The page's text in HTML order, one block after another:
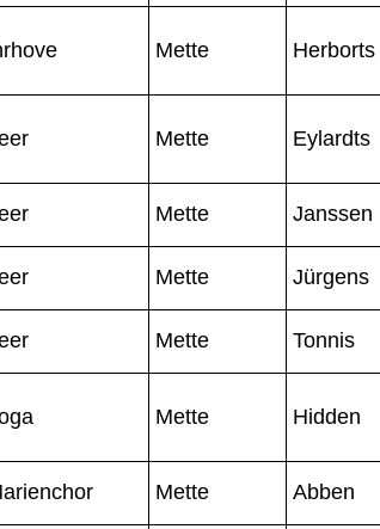
Mette Herborts
Mette Eylardts
Mette Janssen
Mette Jürgens
Mette Tonnis
Mette Hidden
Mette Abben